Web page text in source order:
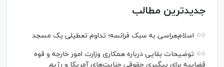
جدیدترین مطالب
اسلام‌هراسی به سبک فرانسه؛ تداوم تعطیلی یک مسجد
توضیحات بقایی درباره همکاری وزارت امور خارجه و قوه
قضاییه برای پیگیری حقوقی جنایت‌های آمریکا و رژیم